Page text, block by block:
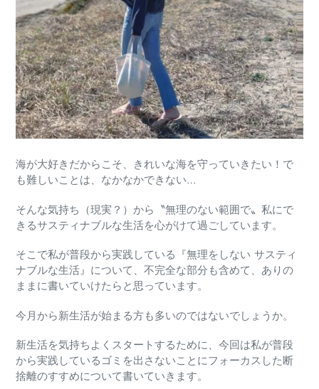
海が大好きだからこそ、きれいな海を守っていきたい！ で
も難しいことは、なかなかできない…
そんな気持ち（現実？）から〝無理のない範囲で〟私にで
きるサスティナブルな生活を心がけて過ごしています。
そこで私が普段から実践している『無理をしない サスティ
ナブルな生活』について、不完全な部分も含めて、ありの
ままに書いていけたらと思っています。
今月から新生活が始まる方も多いのではないでしょうか。
新生活を気持ちよくスタートするために、今回は私が普段
から実践しているゴミを出さないことにフォーカスした断
捨離のすすめについて書いていきます。